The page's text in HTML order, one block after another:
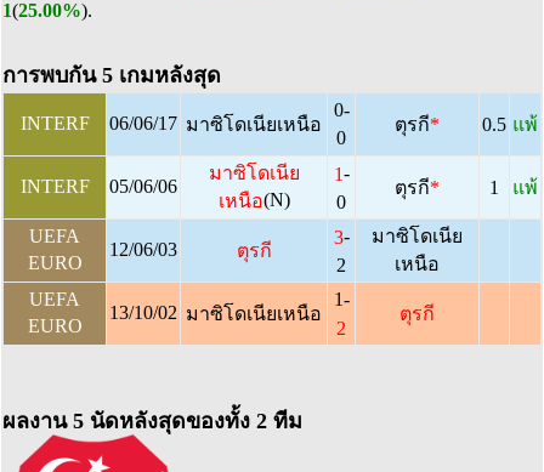
1(25.00%).
การพบกัน 5 เกมหลังสุด
INTERF 06/06/17 มาซิโดเนียเหนือ
0-
0
ตุรกี* 0.5 แพ้
INTERF 05/06/06
มาซิโดเนีย
เหนือ(N)
1-
0
ตุรกี* 1 แพ้
UEFA
EURO
12/06/03 ตุรกี
3-
2
มาซิโดเนีย
เหนือ
UEFA
EURO
13/10/02 มาซิโดเนียเหนือ
1-
2
ตุรกี
ผลงาน 5 นัดหลังสุดของทั้ง 2 ทีม